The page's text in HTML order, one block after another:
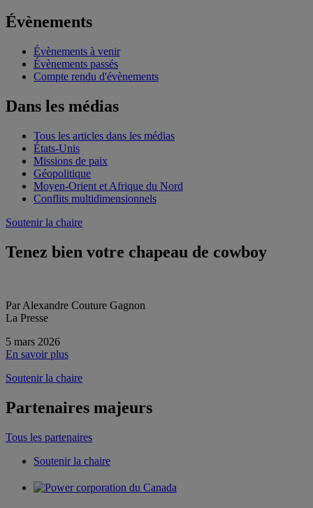
Évènements
Évènements à venir
Évènements passés
Compte rendu d'évènements
Dans les médias
Tous les articles dans les médias
États-Unis
Missions de paix
Géopolitique
Moyen-Orient et Afrique du Nord
Conflits multidimensionnels
Soutenir la chaire
Tenez bien votre chapeau de cowboy
Par Alexandre Couture Gagnon
La Presse
5 mars 2026
En savoir plus
Soutenir la chaire
Partenaires majeurs
Tous les partenaires
Soutenir la chaire